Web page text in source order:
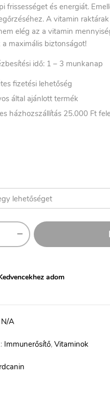
frissességet és energiát.
A vitamin
elég az a vitamin
maximális biztonságot!
idő: 1 – 3 munkanap
fizetési lehetőség
által ajánlott termék
házhozszállítás 25.000 Ft
adom
N/A
Immunerősítő, Vitaminok